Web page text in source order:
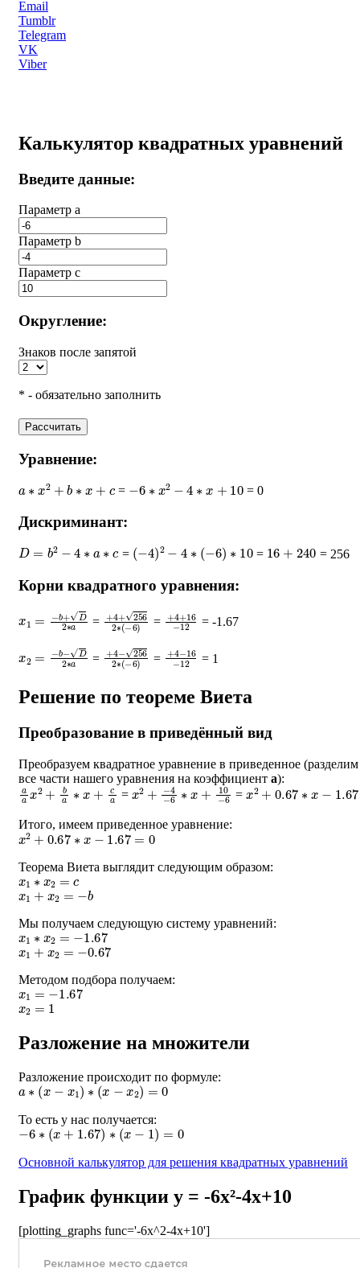
Email
Tumblr
Telegram
VK
Viber
Калькулятор квадратных уравнений
Введите данные:
Параметр a
Параметр b
Параметр с
Округление:
Знаков после запятой
* - обязательно заполнить
Рассчитать
Уравнение:
2 b ∗ = 6∗ 2− ∗ 10 = 0
Дискриминант:
D= 2− a = (− 4)2− ∗ −6 ∗ 10 = 16 + 240 = 256
Корни квадратного уравнения:
+ D2∗ = + 4 + 256 (− 6 )
= + 4 + 16 12
= -1.67
b−D2∗ = +4−256 (−6)
= +4−16 12
= 1
Решение по теореме Виета
Преобразование в приведённый вид
Преобразуем квадратное уравнение в приведенное (разделим
все части нашего уравнения на коэффициент a):
aax2+ba∗x+ca = x2+
−4−6∗x+10−6 =x2+ 0.67∗ 1.67
Итого, имеем приведенное уравнение:
x2+0.67∗x−1.67=0
Теорема Виета выглядит следующим образом:
x1∗x2= c
x1 + x2 =− b
Мы получаем следующую систему уравнений:
x1∗x2=−1.67
x1 + x2 =− 0.67
Методом подбора получаем:
x1=−1.67
x2 =1
Разложение на множители
Разложение происходит по формуле:
a ∗(x−x1)∗ (x−x2)=0
То есть у нас получается:
−6∗(x+1.67)∗(x−1)=0
Основной калькулятор для решения квадратных уравнений
График функции y = -6x²-4x+10
[plotting_graphs func='-6x^2-4x+10']